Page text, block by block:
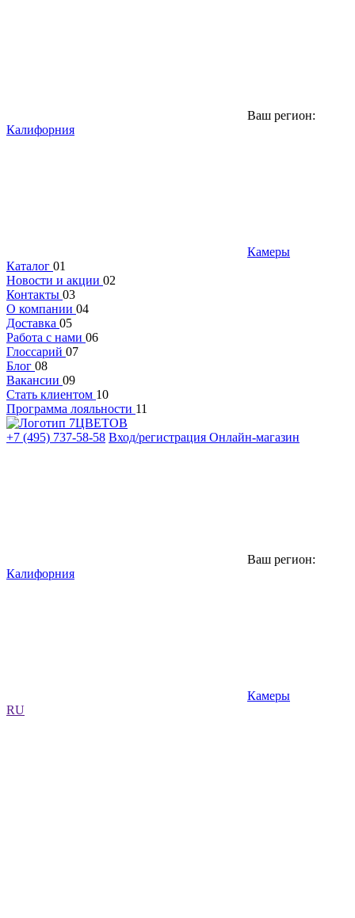
Ваш регион:
Калифорния
Камеры
Каталог 01
Новости и акции 02
Контакты 03
О компании 04
Доставка 05
Работа с нами 06
Глоссарий 07
Блог 08
Вакансии 09
Стать клиентом 10
Программа лояльности 11
+7 (495) 737-58-58 Вход/регистрация Онлайн-магазин
Ваш регион:
Калифорния
Камеры
RU